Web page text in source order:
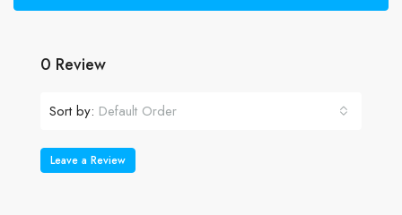
0 Review
Sort by: Default Order
Leave a Review